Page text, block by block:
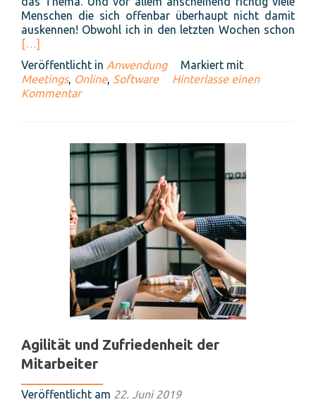
Menschen die sich offenbar überhaupt nicht damit
auskennen! Obwohl ich in den letzten Wochen schon
[…]
Veröffentlicht in Anwendung
Markiert mit
Meetings, Online, Software
Hinterlasse einen
Kommentar
Agilität und Zufriedenheit der
Mitarbeiter
Veröffentlicht am 22. Juni 2019